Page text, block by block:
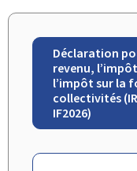
Déclaration
revenu,
l’impôt sur la
collectivités
IF2026)